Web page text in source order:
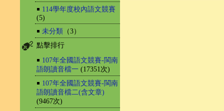
￭ 114學年度校內語文競賽
(5)
￭ 未分類 （3）
點擊排行
￭ 107年全國語文競賽-閩南
語朗讀音檔一 (17351次)
￭ 107年全國語文競賽-閩南
語朗讀音檔二(含文章)
(9467次)